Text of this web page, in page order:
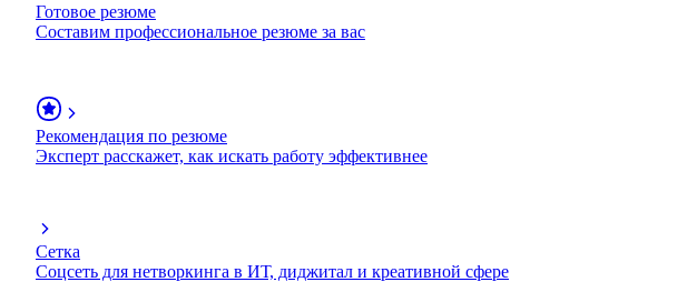
Готовое резюме
Составим профессиональное резюме за вас
Рекомендация по резюме
Эксперт расскажет, как искать работу эффективнее
Сетка
Соцсеть для нетворкинга в ИТ, диджитал и креативной сфере